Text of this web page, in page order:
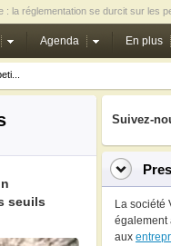
: la réglementation se durcit sur les
Agenda En plus
seuils
Suivez-
La société
également
aux